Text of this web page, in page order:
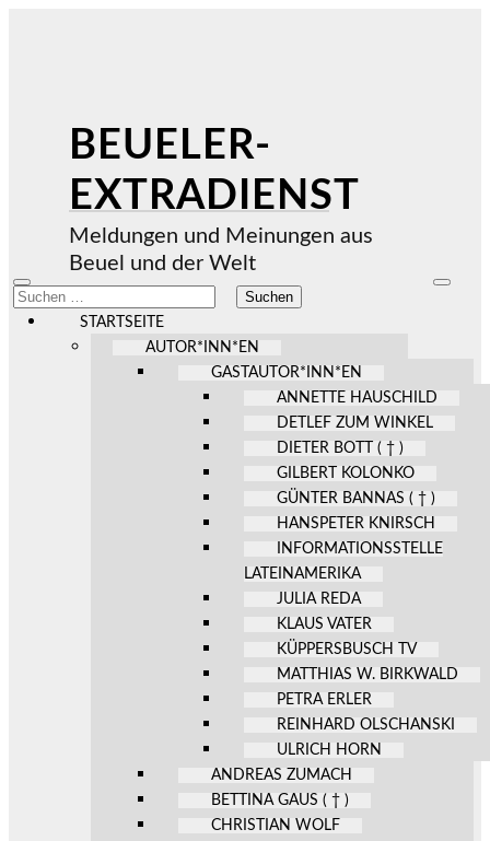
BEUELER-
EXTRADIENST
Meldungen und Meinungen aus
Beuel und der Welt
Mobile-
Menü
ein-/ausblenden
Suchen
nach:
STARTSEITE
AUTOR*INN*EN
GASTAUTOR*INN*EN
ANNETTE HAUSCHILD
DETLEF ZUM WINKEL
DIETER BOTT ( † )
GILBERT KOLONKO
GÜNTER BANNAS ( † )
HANSPETER KNIRSCH
INFORMATIONSSTELLE
LATEINAMERIKA
JULIA REDA
KLAUS VATER
KÜPPERSBUSCH TV
MATTHIAS W. BIRKWALD
PETRA ERLER
REINHARD OLSCHANSKI
ULRICH HORN
ANDREAS ZUMACH
BETTINA GAUS ( † )
CHRISTIAN WOLF